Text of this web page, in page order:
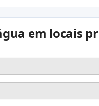
em locais